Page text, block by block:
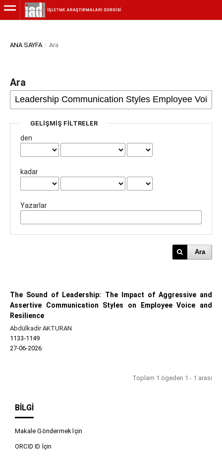
ANA SAYFA / Ara
Ara
GELIŞMIŞ FILTRELER
den
kadar
Yazarlar
Ara
The Sound of Leadership: The Impact of Aggressive and
Assertive Communication Styles on Employee Voice and
Resilience
Abdülkadir AKTURAN
1133-1149
27-06-2026
Toplam 1 ögeden 1 - 1 arası
BILGI
Makale Göndermek İçin
ORCID ID İçin